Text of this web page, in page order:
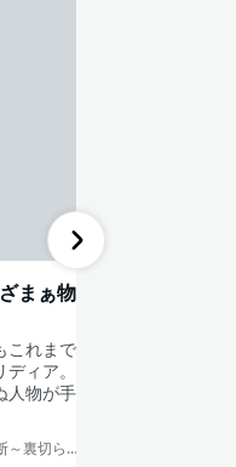
まぁ物
これまで
ィア。
人物が手
侯爵令嬢リディアの美しき決断～裏切られたのでこちらから婚約破棄させていただきます～